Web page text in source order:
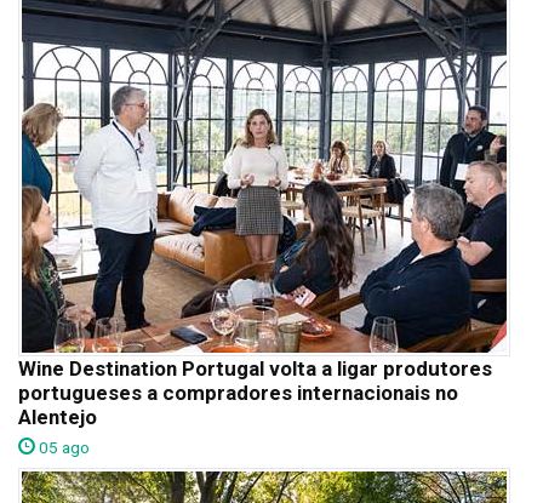
Wine Destination Portugal volta a ligar produtores
portugueses a compradores internacionais no
Alentejo
05 ago